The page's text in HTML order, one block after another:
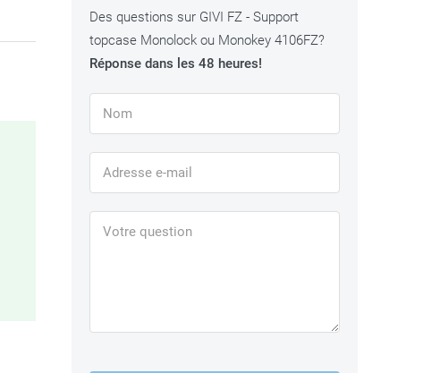
Des questions sur GIVI FZ - Support
topcase Monolock ou Monokey 4106FZ?
Réponse dans les 48 heures!